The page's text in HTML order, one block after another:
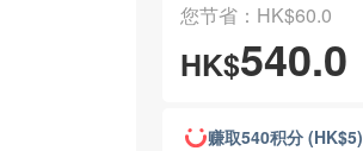
您节省：HK$60.0
HK$540.0
赚取540积分 (HK$5)